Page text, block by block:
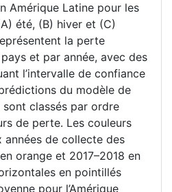
Amérique Latine pour les
été, (B) hiver et (C)
la perte
et par année, avec des
l’intervalle de confiance
du modèle de
classés par ordre
de perte. Les couleurs
de collecte des
orange et 2017–2018 en
en pointillés
pour l’Amérique